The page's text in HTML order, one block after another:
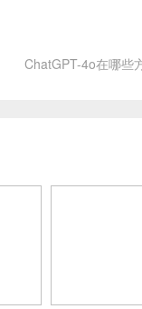
ChatGPT-4o在哪些